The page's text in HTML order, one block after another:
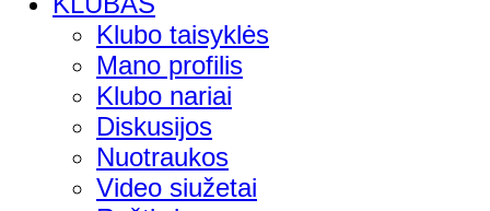
Klubo taisyklės
Mano profilis
Klubo nariai
Diskusijos
Nuotraukos
Video siužetai